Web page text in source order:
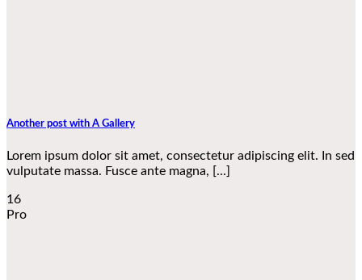
Another post with A Gallery
Lorem ipsum dolor sit amet, consectetur adipiscing elit. In sed
vulputate massa. Fusce ante magna, [...]
16
Pro